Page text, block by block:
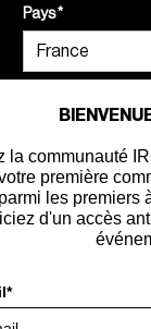
Pays
France
la communauté
première
les premiers
d'un accès